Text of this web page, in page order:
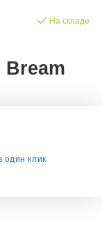
Bream
На складе
один клик